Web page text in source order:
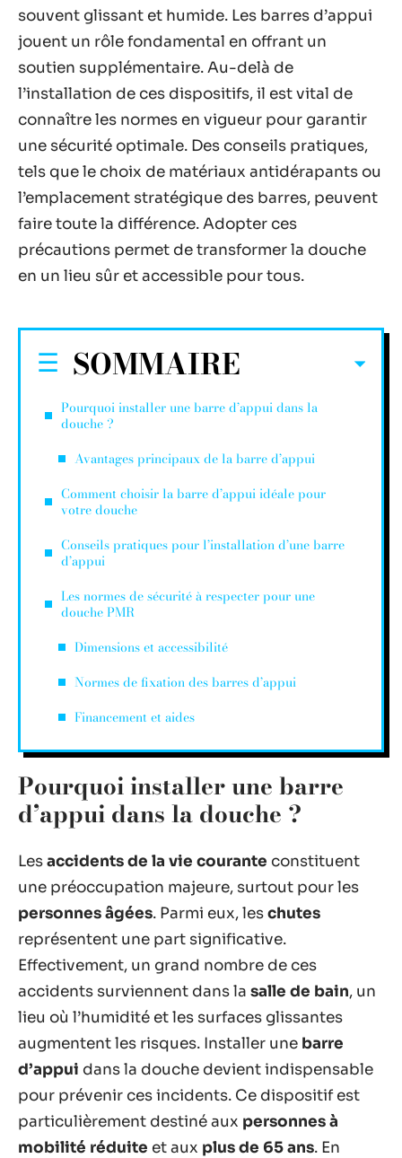
souvent glissant et humide. Les barres d’appui
jouent un rôle fondamental en offrant un
soutien supplémentaire. Au-delà de
l’installation de ces dispositifs, il est vital de
connaître les normes en vigueur pour garantir
une sécurité optimale. Des conseils pratiques,
tels que le choix de matériaux antidérapants ou
l’emplacement stratégique des barres, peuvent
faire toute la différence. Adopter ces
précautions permet de transformer la douche
en un lieu sûr et accessible pour tous.
SOMMAIRE
Pourquoi installer une barre d’appui dans la
douche ?
Avantages principaux de la barre d’appui
Comment choisir la barre d’appui idéale pour
votre douche
Conseils pratiques pour l’installation d’une barre
d’appui
Les normes de sécurité à respecter pour une
douche PMR
Dimensions et accessibilité
Normes de fixation des barres d’appui
Financement et aides
Pourquoi installer une barre
d’appui dans la douche ?
Lesaccidents de la vie courante constituent
une préoccupation majeure, surtout pour les
personnes âgées. Parmi eux, leschutes
représentent une part significative.
Effectivement, un grand nombre de ces
accidents surviennent dans la salle de bain, un
lieu où l’humidité et les surfaces glissantes
augmentent les risques. Installer une barre
d’appui dans la douche devient indispensable
pour prévenir ces incidents. Ce dispositif est
particulièrement destiné aux personnes à
mobilité réduite et aux plus de 65 ans. En